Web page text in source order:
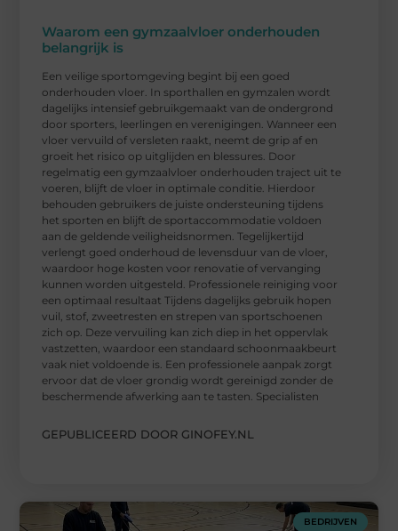
Waarom een gymzaalvloer onderhouden
belangrijk is
Een veilige sportomgeving begint bij een goed
onderhouden vloer. In sporthallen en gymzalen wordt
dagelijks intensief gebruikgemaakt van de ondergrond
door sporters, leerlingen en verenigingen. Wanneer een
vloer vervuild of versleten raakt, neemt de grip af en
groeit het risico op uitglijden en blessures. Door
regelmatig een gymzaalvloer onderhouden traject uit te
voeren, blijft de vloer in optimale conditie. Hierdoor
behouden gebruikers de juiste ondersteuning tijdens
het sporten en blijft de sportaccommodatie voldoen
aan de geldende veiligheidsnormen. Tegelijkertijd
verlengt goed onderhoud de levensduur van de vloer,
waardoor hoge kosten voor renovatie of vervanging
kunnen worden uitgesteld. Professionele reiniging voor
een optimaal resultaat Tijdens dagelijks gebruik hopen
vuil, stof, zweetresten en strepen van sportschoenen
zich op. Deze vervuiling kan zich diep in het oppervlak
vastzetten, waardoor een standaard schoonmaakbeurt
vaak niet voldoende is. Een professionele aanpak zorgt
ervoor dat de vloer grondig wordt gereinigd zonder de
beschermende afwerking aan te tasten. Specialisten
GEPUBLICEERD DOOR GINOFEY.NL
BEDRIJVEN